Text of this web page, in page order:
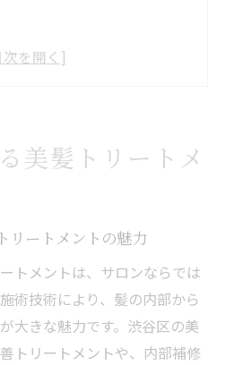
ント専門店の選び方と特徴
室トリートメント体験談
室で迷わない選び方ガイ
を比較して理想のトリート
美髪トリートメ
リートメントの魅力
トメントは、サロンならでは
術技術により、髪の内部から
大きな魅力です。渋谷区の美
トリートメントや、内部補修